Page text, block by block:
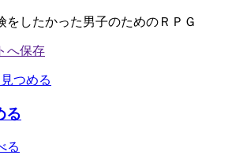
をしたかった男子のためのＲＰＧ
る
る